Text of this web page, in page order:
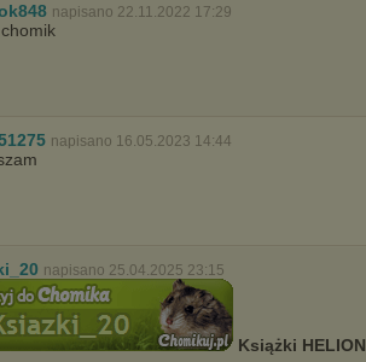
napisano 22.11.2022 17:29
napisano 16.05.2023 14:44
napisano 25.04.2025 23:15
Książki HELION